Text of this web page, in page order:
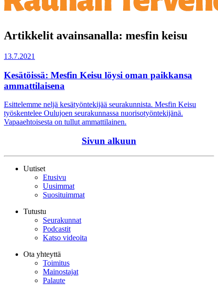
Artikkelit avainsanalla: mesfin keisu
13.7.2021
Kesätöissä: Mesfin Keisu löysi oman paikkansa
ammattilaisena
Esittelemme neljä kesätyöntekijää seurakunnista. Mesfin Keisu
työskentelee Oulujoen seurakunnassa nuorisotyöntekijänä.
Vapaaehtoisesta on tullut ammattilainen.
Sivun alkuun
Uutiset
Etusivu
Uusimmat
Suosituimmat
Tutustu
Seurakunnat
Podcastit
Katso videoita
Ota yhteyttä
Toimitus
Mainostajat
Palaute